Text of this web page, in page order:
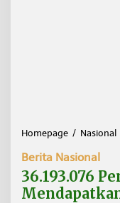
Homepage / Nasional
Berita Nasional
36.193.076